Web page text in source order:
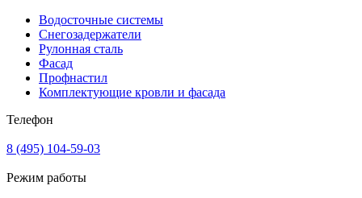
Водосточные системы
Снегозадержатели
Рулонная сталь
Фасад
Профнастил
Комплектующие кровли и фасада
Телефон
8 (495) 104-59-03
Режим работы